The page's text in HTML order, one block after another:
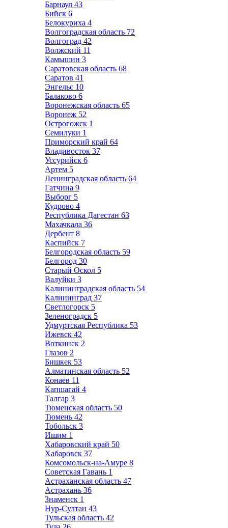
Барнаул 43
Бийск 6
Белокуриха 4
Волгоградская область 72
Волгоград 42
Волжский 11
Камышин 3
Саратовская область 68
Саратов 41
Энгельс 10
Балаково 6
Воронежская область 65
Воронеж 52
Острогожск 1
Семилуки 1
Приморский край 64
Владивосток 37
Уссурийск 6
Артем 5
Ленинградская область 64
Гатчина 9
Выборг 5
Кудрово 4
Республика Дагестан 63
Махачкала 36
Дербент 8
Каспийск 7
Белгородская область 59
Белгород 30
Старый Оскол 5
Валуйки 3
Калининградская область 54
Калининград 37
Светлогорск 5
Зеленоградск 5
Удмуртская Республика 53
Ижевск 42
Воткинск 2
Глазов 2
Бишкек 53
Алматинская область 52
Конаев 11
Капшагай 4
Талгар 3
Тюменская область 50
Тюмень 42
Тобольск 3
Ишим 1
Хабаровский край 50
Хабаровск 37
Комсомольск-на-Амуре 8
Советская Гавань 1
Астраханская область 47
Астрахань 36
Знаменск 1
Нур-Султан 43
Тульская область 42